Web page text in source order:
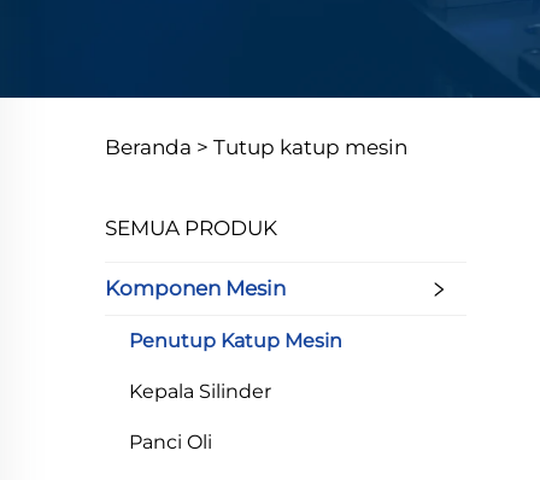
Beranda > Tutup katup mesin
SEMUA PRODUK
Komponen Mesin
Penutup Katup Mesin
Kepala Silinder
Panci Oli